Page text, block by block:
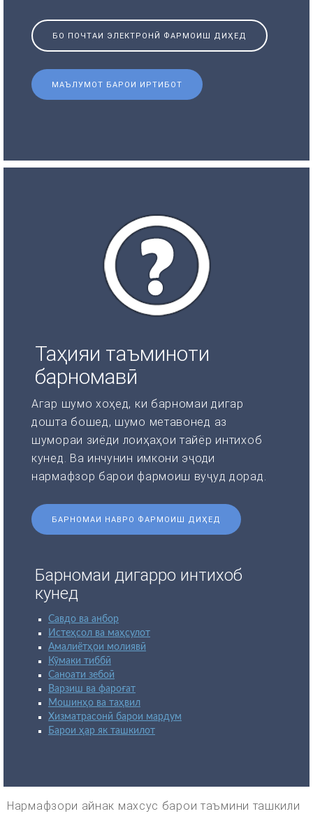
БО ПОЧТАИ ЭЛЕКТРОНӢ ФАРМОИШ ДИҲЕД
МАЪЛУМОТ БАРОИ ИРТИБОТ
Таҳияи таъминоти
барномавӣ
Агар шумо хоҳед, ки барномаи дигар
дошта бошед, шумо метавонед аз
шумораи зиёди лоиҳаҳои тайёр интихоб
кунед. Ва инчунин имкони эҷоди
нармафзор барои фармоиш вуҷуд дорад.
БАРНОМАИ НАВРО ФАРМОИШ ДИҲЕД
Барномаи дигарро интихоб
кунед
Савдо ва анбор
Истеҳсол ва маҳсулот
Амалиётҳои молиявӣ
Кӯмаки тиббӣ
Саноати зебоӣ
Варзиш ва фароғат
Мошинҳо ва таҳвил
Хизматрасонӣ барои мардум
Барои ҳар як ташкилот
Нармафзори айнак махсус барои таъмини ташкили